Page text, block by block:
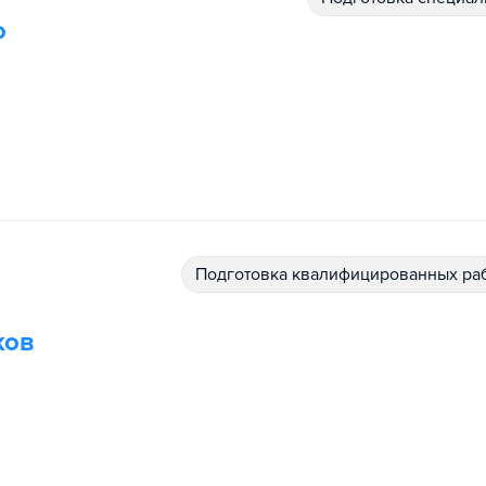
подготовка квалифицированных